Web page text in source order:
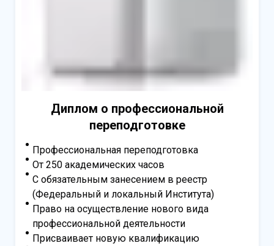
Диплом о профессиональной
переподготовке
Профессиональная переподготовка
От 250 академических часов
С обязательным занесением в реестр
(Федеральный и локальный Института)
Право на осуществление нового вида
профессиональной деятельности
Присваивает новую квалификацию